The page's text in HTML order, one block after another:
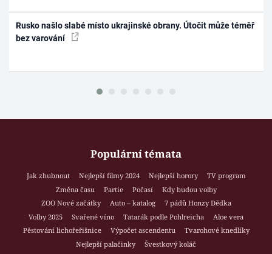
Rusko našlo slabé místo ukrajinské obrany. Útočit může téměř
bez varování
Populární témata
Jak zhubnout Nejlepší filmy 2024 Nejlepší horory
TV program
Změna času
Partie Počasí
Kdy budou volby
ZOO Nové začátky
Auto – katalog
7 pádů Honzy Dědka
Volby 2025
Svařené víno Tatarák podle Pohlreicha
Aloe vera
Pěstování lichořeřišnice
Výpočet ascendentu
Tvarohové knedlíky
Nejlepší palačinky
Švestkový koláč